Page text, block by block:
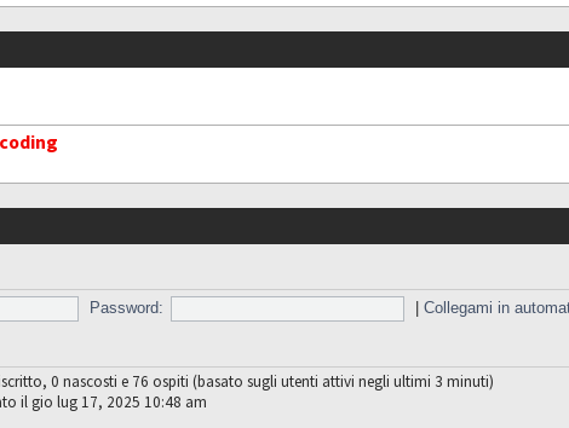
Password: |Collegami in
0 nascosti e 76 ospiti (basato sugli utenti attivi negli ultimi 3 minuti)
il gio lug 17, 2025 10:48 am